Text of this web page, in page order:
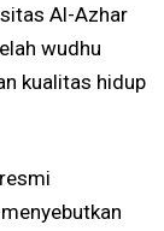
Al-Azhar
wudhu
kualitas hidup